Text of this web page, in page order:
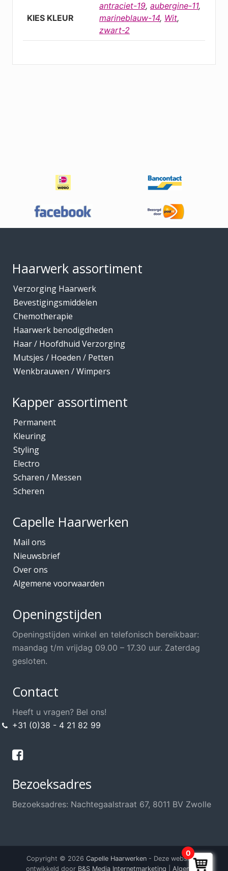
KIES KLEUR
antraciet-19, aubergine-11,
marineblauw-14, Wit,
zwart-2
Haarwerk assortiment
Verzorging Haarwerk
Bevestigingsmiddelen
Chemotherapie
Haarwerk benodigdheden
Haar / Hoofdhuid Verzorging
Mutsjes / Hoeden / Petten
Wenkbrauwen / Wimpers
Kapper assortiment
Permanent
Kleuring
Styling
Electro
Scharen / Messen
Scheren
Capelle Haarwerken
Mail ons
Nieuwsbrief
Over ons
Algemene voorwaarden
Openingstijden
Openingstijden winkel en telefonisch bereikbaar:
maandag t/m vrijdag 09.00 – 17.30 uur. Zaterdag
gesloten.
Contact
Heeft u vragen? Bel ons!
+31 (0)38 - 4 21 82 99
Bezoeksadres
Bezoeksadres: Nachtegaalstraat 67, 8011 BV Zwolle
Copyright © 2026 Capelle Haarwerken- Deze website is
ontwikkeld door B&S Media Internetmarketing Algemene
0